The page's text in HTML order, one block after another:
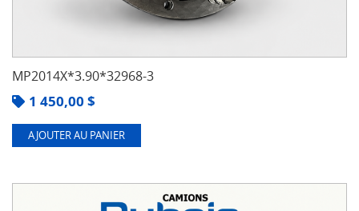
MP2014X*3.90*32968-3
1 450,00 $
AJOUTER AU PANIER